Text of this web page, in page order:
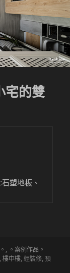
宅的雙
塑地板、
生活哲學
, 。案例作品。
,樓中樓,輕裝修,預
生活哲學